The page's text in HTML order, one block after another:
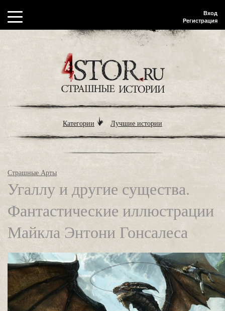
Вход
Регистрация
Категории Лучшие истории
Страшные Арты
Угаллу и другие существа.
Фантастические иллюстрации
Майкла Энтони Гонсалеса